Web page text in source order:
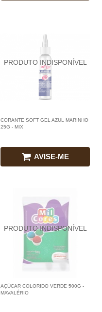
CORANTE SOFT GEL AZUL MARINHO
25G - MIX
AVISE-ME
AÇÚCAR COLORIDO VERDE 500G -
MAVALÉRIO